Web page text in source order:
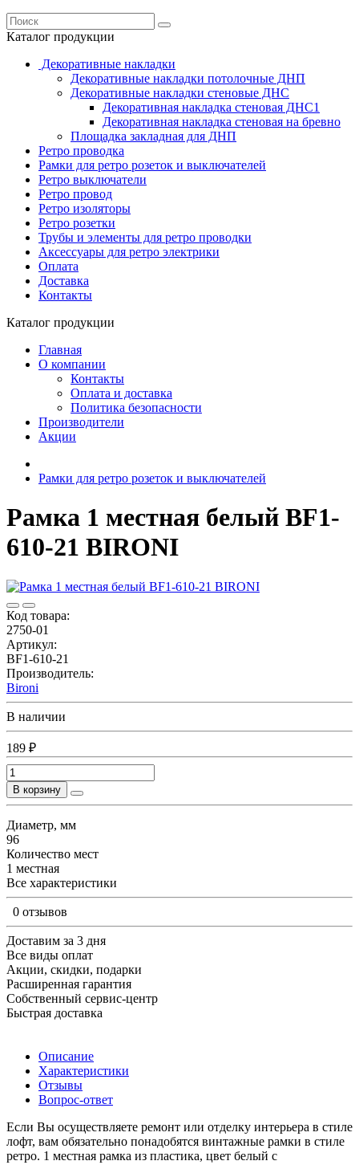
Каталог продукции
Декоративные накладки
Декоративные накладки потолочные ДНП
Декоративные накладки стеновые ДНС
Декоративная накладка стеновая ДНС1
Декоративная накладка стеновая на бревно
Площадка закладная для ДНП
Ретро проводка
Рамки для ретро розеток и выключателей
Ретро выключатели
Ретро провод
Ретро изоляторы
Ретро розетки
Трубы и элементы для ретро проводки
Аксессуары для ретро электрики
Оплата
Доставка
Контакты
Каталог продукции
Главная
О компании
Контакты
Оплата и доставка
Политика безопасности
Производители
Акции
Рамки для ретро розеток и выключателей
Рамка 1 местная белый BF1-
610-21 BIRONI
Код товара:
2750-01
Артикул:
BF1-610-21
Производитель:
Bironi
В наличии
189 ₽
В корзину
Диаметр, мм
96
Количество мест
1 местная
Все характеристики
0 отзывов
Доставим за 3 дня
Все виды оплат
Акции, скидки, подарки
Расширенная гарантия
Собственный сервис-центр
Быстрая доставка
Описание
Характеристики
Отзывы
Вопрос-ответ
Если Вы осуществляете ремонт или отделку интерьера в стиле
лофт, вам обязательно понадобятся винтажные рамки в стиле
ретро. 1 местная рамка из пластика, цвет белый с